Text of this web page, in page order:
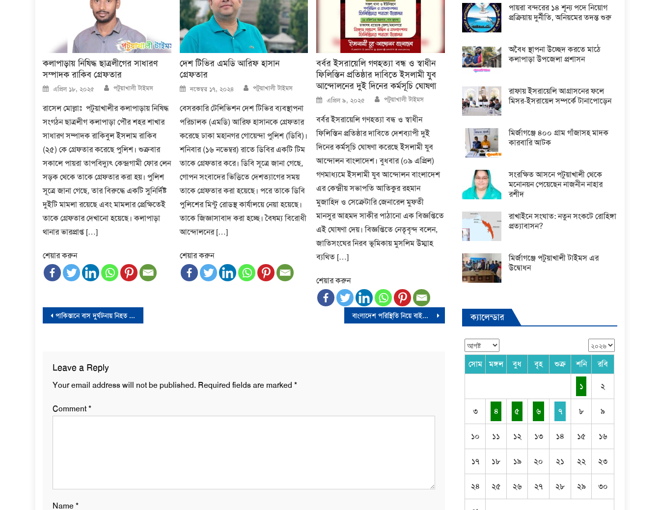
কলাপাড়ায় নিষিদ্ধ ছাত্রলীগের সাধারণ
সম্পাদক রাকিব গ্রেফতার
Posted
on
এপ্রিল ১৮, ২০২৫ Author
পটুয়াখালী টাইমস
রাসেল মোল্লাঃ পটুয়াখালীর কলাপাড়ায় নিষিদ্ধ
সংগঠন ছাত্রলীগ কলাপাড়া পৌর শহর শাখার
সাধারণ সম্পাদক রাকিবুল ইসলাম রাকিব
(২৫) কে গ্রেফতার করেছে পুলিশ। শুক্রবার
সকালে পায়রা তাপবিদ্যুৎ কেন্দ্রগামী ফোর লেন
সড়ক থেকে তাকে গ্রেফতার করা হয়। পুলিশ
সূত্রে জানা গেছে, তার বিরুদ্ধে একটি সুনির্দিষ্ট
দুইটি মামলা রয়েছে এবং মামলার প্রেক্ষিতেই
তাকে গ্রেফতার দেখানো হয়েছে। কলাপাড়া
থানার ভারপ্রাপ্ত […]
শেয়ার করুন
দেশ টিভির এমডি আরিফ হাসান
গ্রেফতার
Posted
on
নভেম্বর ১৭, ২০২৪ Author
পটুয়াখালী টাইমস
বেসরকারি টেলিভিশন দেশ টিভির ব্যবস্থাপনা
পরিচালক (এমডি) আরিফ হাসানকে গ্রেফতার
করেছে ঢাকা মহানগর গোয়েন্দা পুলিশ (ডিবি)।
শনিবার (১৬ নভেম্বর) রাতে ডিবির একটি টিম
তাকে গ্রেফতার করে। ডিবি সূত্রে জানা গেছে,
গোপন সংবাদের ভিত্তিতে দেশত্যাগের সময়
তাকে গ্রেফতার করা হয়েছে। পরে তাকে ডিবি
পুলিশের মিন্টু রোডস্থ কার্যালয়ে নেয়া হয়েছে।
তাকে জিজ্ঞাসাবাদ করা হচ্ছে। বৈষম্য বিরোধী
আন্দোলনের […]
শেয়ার করুন
বর্বর ইসরায়েলি গণহত্যা বন্ধ ও স্বাধীন
ফিলিস্তিন প্রতিষ্ঠার দাবিতে ইসলামী যুব
আন্দোলনের দুই দিনের কর্মসূচি ঘোষণা
Posted
on
এপ্রিল ৯, ২০২৫ Author
পটুয়াখালী টাইমস
বর্বর ইসরায়েলি গণহত্যা বন্ধ ও স্বাধীন
ফিলিস্তিন প্রতিষ্ঠার দাবিতে দেশব্যাপী দুই
দিনের কর্মসূচি ঘোষণা করেছে ইসলামী যুব
আন্দোলন বাংলাদেশ। বুধবার (০৯ এপ্রিল)
গণমাধ্যমে ইসলামী যুব আন্দোলন বাংলাদেশ
এর কেন্দ্রীয় সভাপতি আতিকুর রহমান
মুজাহিদ ও সেক্রেটারি জেনারেল মুফতী
মানসুর আহমদ সাকীর পাঠানো এক বিজ্ঞপ্তিতে
এই ঘোষণা দেয়। বিজ্ঞপ্তিতে নেতৃবৃন্দ বলেন,
জাতিসংঘের নিরব ভূমিকায় মুসলিম উম্মাহ
ব্যথিত […]
শেয়ার করুন
Post
পাকিস্তানে বাস দুর্ঘটনায় নিহত ৩৪ বাংলাদেশ পরিস্থিতি নিয়ে বাইডেন-মোদির ফোনালাপ
Leave a Reply
Your email address will not be published. Required fields are marked *
Comment*
Name*
পায়রা বন্দরের ১৪ শূন্য পদে নিয়োগ
প্রক্রিয়ায় দুর্নীতি, অনিয়মের তদন্ত শুরু
অবৈধ স্থাপনা উচ্ছেদ করতে মাঠে
কলাপাড়া উপজেলা প্রশাসন
রাফায় ইসরায়েলি আগ্রাসনের ফলে
মিসর-ইসরায়েল সম্পর্কে টানাপোড়েন
মির্জাগঞ্জে ৪০০ গ্রাম গাঁজাসহ মাদক
কারবারি আটক
সংরক্ষিত আসনে পটুয়াখালী থেকে
মনোনয়ন পেয়েছেন নাজনীন নাহার
রশীদ
রাখাইনে সংঘাত: নতুন সংকটে রোহিঙ্গা
প্রত্যাবাসন?
মির্জাগঞ্জে পটুয়াখালী টাইমস এর
উদ্বোধন
ক্যালেন্ডার
সোম মঙ্গল বুধ বৃহ শুক্র শনি রবি
১ ২
৩ ৪ ৫ ৬ ৭ ৮ ৯
১০ ১১ ১২ ১৩ ১৪ ১৫ ১৬
১৭ ১৮ ১৯ ২০ ২১ ২২ ২৩
২৪ ২৫ ২৬ ২৭ ২৮ ২৯ ৩০